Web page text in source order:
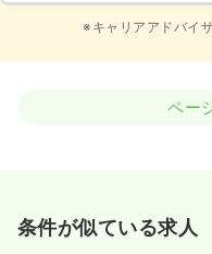
※キャリアアドバイ
ペー
条件が似ている求人